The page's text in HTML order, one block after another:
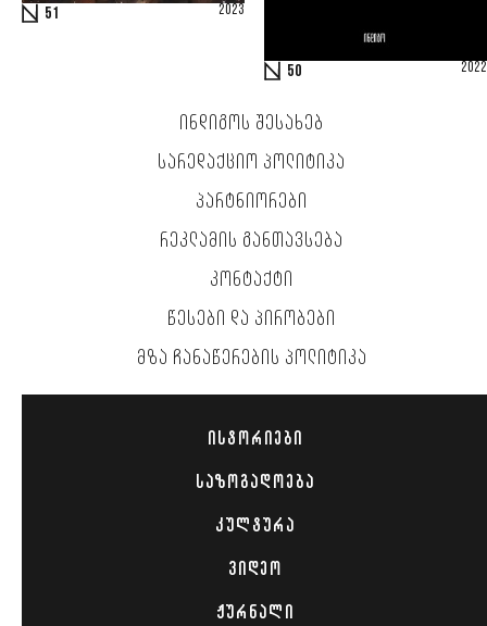
51 2023
50 2022
ᲘᲜᲓᲘᲒᲝᲡ ᲨᲔᲡᲐᲮᲔᲑ
ᲡᲐᲠᲔᲓᲐᲥᲪᲘᲝ ᲞᲝᲚᲘᲢᲘᲙᲐ
ᲞᲐᲠᲢᲜᲘᲝᲠᲔᲑᲘ
ᲠᲔᲙᲚᲐᲛᲘᲡ ᲒᲐᲜᲗᲐᲕᲡᲔᲑᲐ
ᲙᲝᲜᲢᲐᲥᲢᲘ
ᲬᲔᲡᲔᲑᲘ ᲓᲐ ᲞᲘᲠᲝᲑᲔᲑᲘ
ᲛᲖᲐ ᲩᲐᲜᲐᲬᲔᲠᲔᲑᲘᲡ ᲞᲝᲚᲘᲢᲘᲙᲐ
ᲘᲡᲢᲝᲠᲘᲔᲑᲘ
ᲡᲐᲖᲝᲒᲐᲓᲝᲔᲑᲐ
ᲙᲣᲚᲢᲣᲠᲐ
ᲕᲘᲓᲔᲝ
ᲟᲣᲠᲜᲐᲚᲘ